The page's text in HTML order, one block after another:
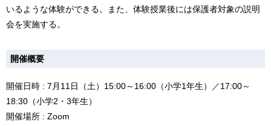
いるような体験ができる。また、体験授業後には保護者対象の説明
会を実施する。
開催概要
開催日時 : 7月11日（土）15:00～16:00（小学1年生）／17:00～
18:30（小学2・3年生）
開催場所 : Zoom